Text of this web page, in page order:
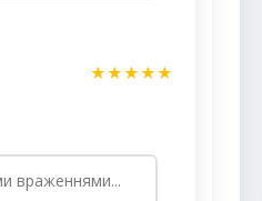
★
★
★
★
★